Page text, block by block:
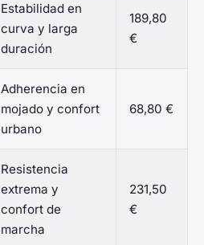
Estabilidad en
curva y larga
duración
189,80
€
Adherencia en
mojado y confort
urbano
68,80 €
Resistencia
extrema y
confort de
marcha
231,50
€